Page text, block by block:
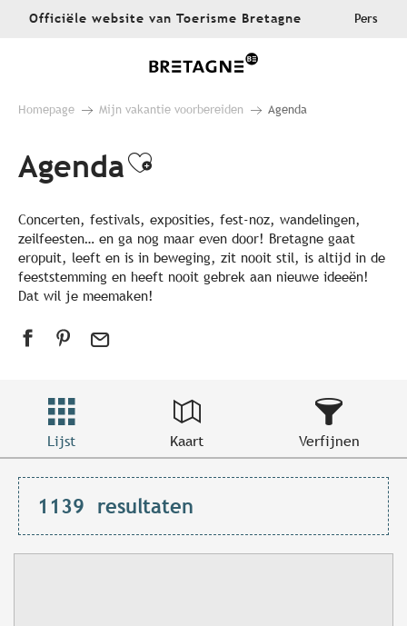
AllerOfficiële website van Toerisme Bretagne Pers
Homepage Mijn vakantie voorbereiden Agenda
AgendaAjouter aux favoris
Concerten, festivals, exposities, fest-noz, wandelingen,
zeilfeesten… en ga nog maar even door! Bretagne gaat
eropuit, leeft en is in beweging, zit nooit stil, is altijd in de
feeststemming en heeft nooit gebrek aan nieuwe ideeën!
Dat wil je meemaken!
Lijst Kaart Verfijnen
1139 resultaten